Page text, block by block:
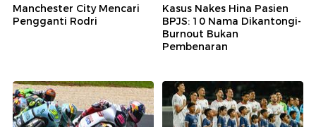
Manchester City Mencari
Pengganti Rodri
Kasus Nakes Hina Pasien
BPJS: 10 Nama Dikantongi-
Burnout Bukan
Pembenaran